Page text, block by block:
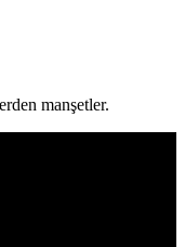
manşetler.